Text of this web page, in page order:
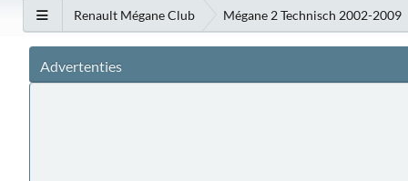
Renault Mégane Club Mégane 2 Technisch 2002-2009
Advertenties